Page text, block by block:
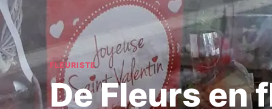
FLEURISTE
De Fleurs en